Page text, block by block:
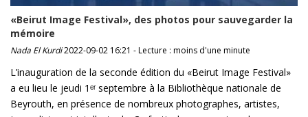
«Beirut Image Festival», des photos pour sauvegarder la
mémoire
Nada El Kurdi2022-09-02 16:21 - Lecture : moins d'une minute
L’inauguration de la seconde édition du «Beirut Image Festival»
a eu lieu le jeudi 1ᵉʳ septembre à la Bibliothèque nationale de
Beyrouth, en présence de nombreux photographes, artistes,